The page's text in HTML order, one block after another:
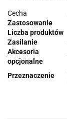
Cecha
Zastosowanie
Liczba produktów
Zasilanie
Akcesoria
opcjonalne
Przeznaczenie